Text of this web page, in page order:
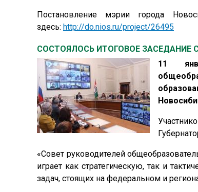
Постановление мэрии города
здесь: http://do.nios.ru/project/26495
СОСТОЯЛОСЬ ИТОГОВОЕ ЗАСЕДАНИЕ
11
«Совет руководителей
играет как стратегическую, так и
задач, стоящих на федеральном и